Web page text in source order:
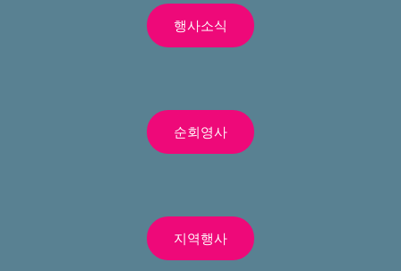
행사소식
순회영사
지역행사